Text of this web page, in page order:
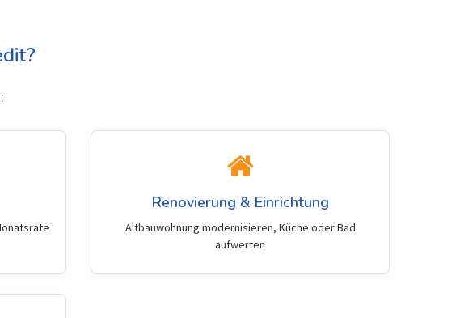
Renovierung & Einrichtung
Altbauwohnung modernisieren, Küche oder Bad
aufwerten